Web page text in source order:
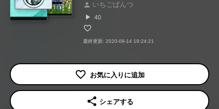
person いちごぱんつ
play_arrow 40
最終更新: 2020-09-14 19:24:21
share シェアする